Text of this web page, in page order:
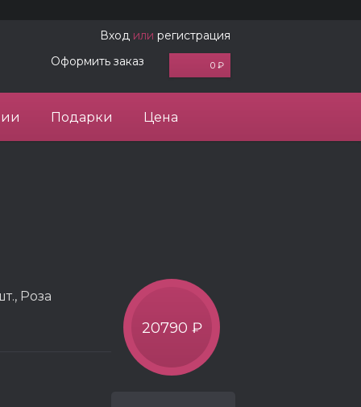
Вход или регистрация
0 ₽
Оформить заказ
Подарки Цена
Роза
20790 ₽